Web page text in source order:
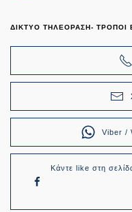
ΔΙΚΤΥΟ ΤΗΛΕΟΡΑΣΗ- ΤΡΟΠΟΙ
Viber /
Κάντε like στη